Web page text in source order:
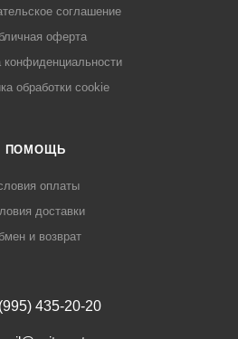
соглашение
оферта
конфиденциальности
обработки cookie
ПОМОЩЬ
оплаты
доставки
и возврат
435-20-20